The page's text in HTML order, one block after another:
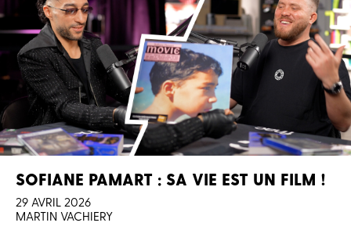
SOFIANE PAMART : SA VIE EST UN FILM !
29 AVRIL 2026
MARTIN VACHIERY